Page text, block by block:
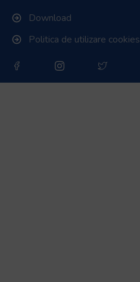
Download
Politica de utilizare cookies